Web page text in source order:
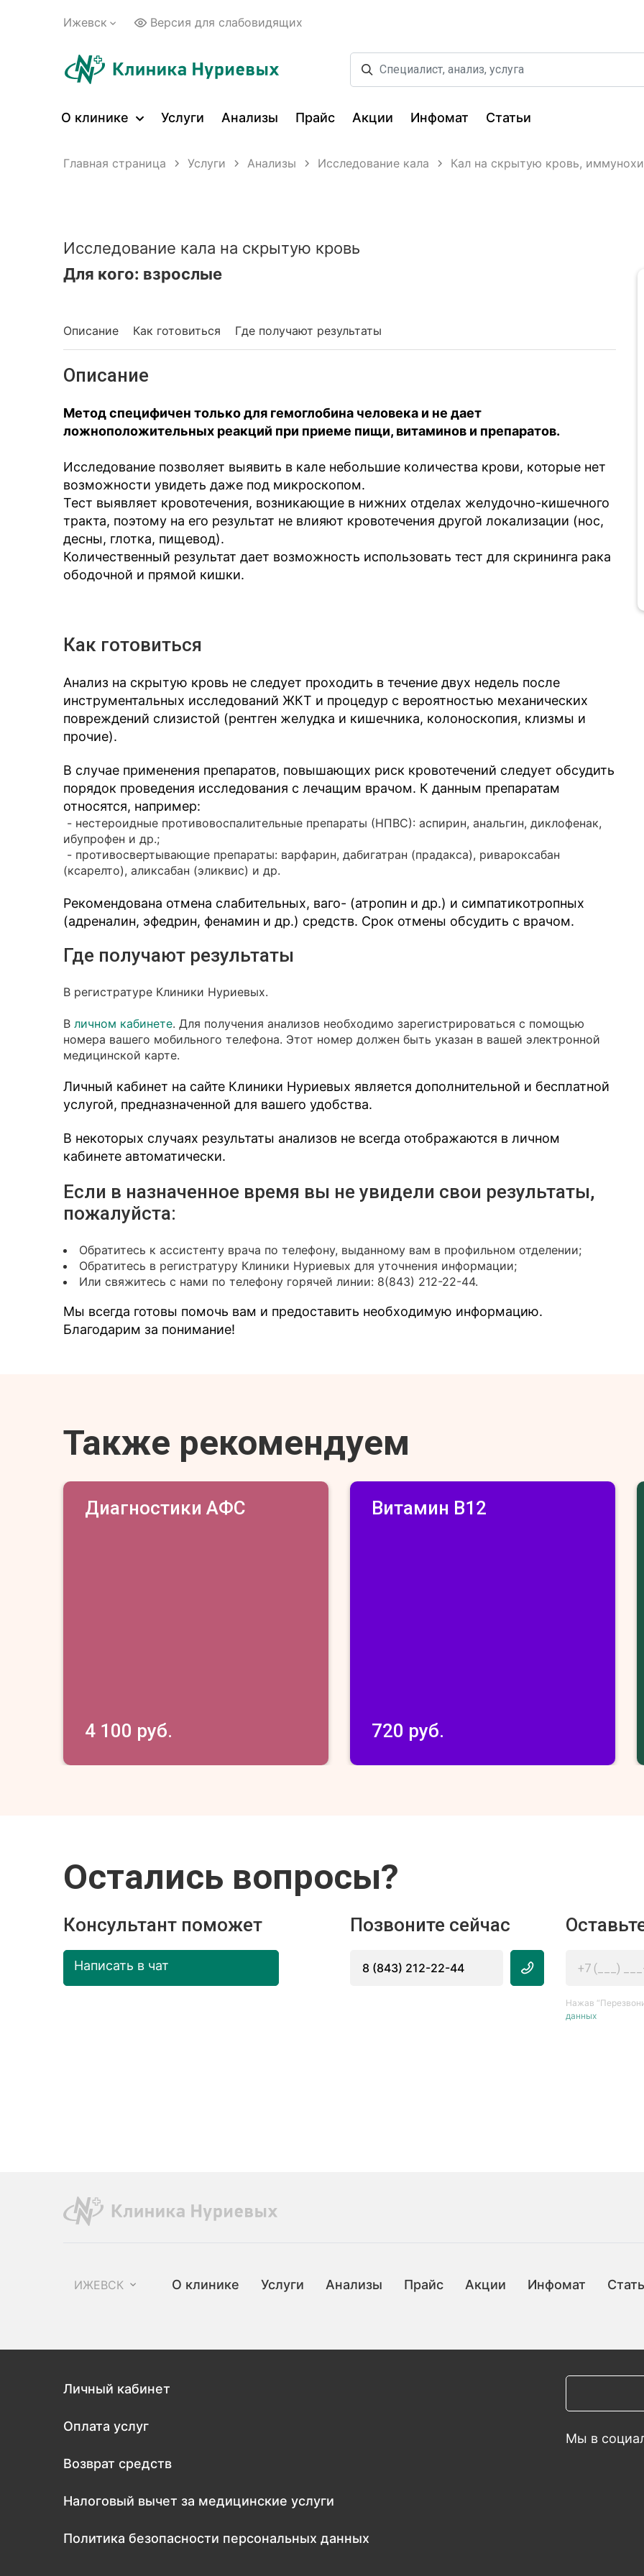
Ижевск Версия для слабовидящих
О клинике Услуги Анализы Прайс Акции Инфомат Статьи
Главная страница Услуги Анализы Исследование кала Кал на скрытую кровь,
Исследование кала на скрытую кровь
Для кого: взрослые
Описание Как готовиться Где получают результаты
Описание
Метод специфичен только для гемоглобина человека и не дает
ложноположительных реакций при приеме пищи, витаминов и препаратов.
Исследование позволяет выявить в кале небольшие количества крови, которые нет
возможности увидеть даже под микроскопом.
Тест выявляет кровотечения, возникающие в нижних отделах желудочно-кишечного
тракта, поэтому на его результат не влияют кровотечения другой локализации (нос,
десны, глотка, пищевод).
Количественный результат дает возможность использовать тест для скрининга рака
ободочной и прямой кишки.
Как готовиться
Анализ на скрытую кровь не следует проходить в течение двух недель после
инструментальных исследований ЖКТ и процедур с вероятностью механических
повреждений слизистой (рентген желудка и кишечника, колоноскопия, клизмы и
прочие).
В случае применения препаратов, повышающих риск кровотечений следует обсудить
порядок проведения исследования с лечащим врачом. К данным препаратам
относятся, например:
- нестероидные противовоспалительные препараты (НПВС): аспирин, анальгин, диклофенак,
ибупрофен и др.;
- противосвертывающие препараты: варфарин, дабигатран (прадакса), ривароксабан
(ксарелто), аликсабан (эликвис) и др.
Рекомендована отмена слабительных, ваго- (атропин и др.) и симпатикотропных
(адреналин, эфедрин, фенамин и др.) средств. Срок отмены обсудить с врачом.
Где получают результаты
В регистратуре Клиники Нуриевых.
В личном кабинете. Для получения анализов необходимо зарегистрироваться с помощью
номера вашего мобильного телефона. Этот номер должен быть указан в вашей электронной
медицинской карте.
Личный кабинет на сайте Клиники Нуриевых является дополнительной и бесплатной
услугой, предназначенной для вашего удобства.
В некоторых случаях результаты анализов не всегда отображаются в личном
кабинете автоматически.
Если в назначенное время вы не увидели свои результаты,
пожалуйста:
Обратитесь к ассистенту врача по телефону, выданному вам в профильном отделении;
Обратитесь в регистратуру Клиники Нуриевых для уточнения информации;
Или свяжитесь с нами по телефону горячей линии: 8(843) 212-22-44.
Мы всегда готовы помочь вам и предоставить необходимую информацию.
Благодарим за понимание!
Также рекомендуем
Диагностики АФС
4 100 руб.
Витамин В12
720 руб.
Остались вопросы?
Консультант поможет
Написать в чат
Позвоните сейчас
8 (843) 212-22-44
Нажав
данных
ИЖЕВСК О клинике Услуги Анализы Прайс Акции Инфомат
Личный кабинет
Оплата услуг
Возврат средств
Налоговый вычет за медицинские услуги
Политика безопасности персональных данных
Мы в